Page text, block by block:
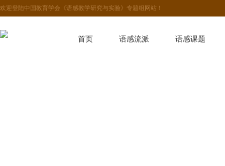
欢迎登陆中国教育学会《语感教学研究与实验》专题组网站！
首页 语感流派 语感课题